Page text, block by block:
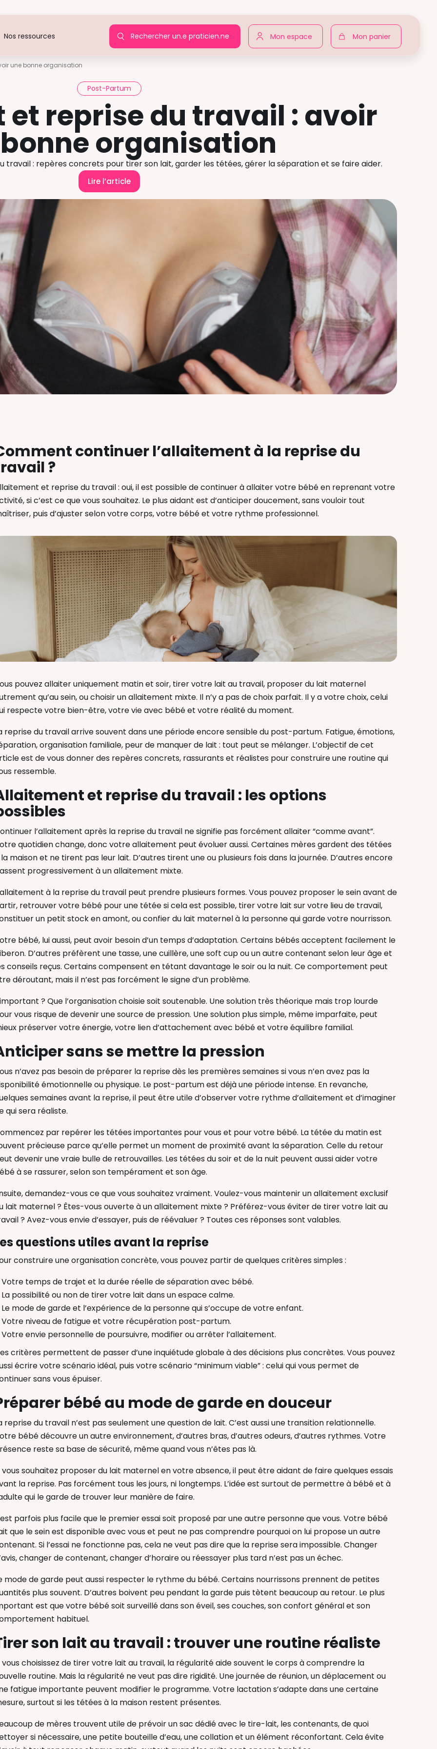
Nos ressources Rechercher un.e praticien.ne Mon espace Mon panier
une bonne organisation
Post-Partum
reprise du travail : avoir
organisation
travail : repères concrets pour tirer son lait, garder les tétées, gérer la séparation et se faire aider.
Lire l’article
continuer l’allaitement à la reprise du
?
et reprise du travail : oui, il est possible de continuer à allaiter votre bébé en reprenant votre
si c’est ce que vous souhaitez. Le plus aidant est d’anticiper doucement, sans vouloir tout
puis d’ajuster selon votre corps, votre bébé et votre rythme professionnel.
pouvez allaiter uniquement matin et soir, tirer votre lait au travail, proposer du lait maternel
qu’au sein, ou choisir un allaitement mixte. Il n’y a pas de choix parfait. Il y a votre choix, celui
respecte votre bien-être, votre vie avec bébé et votre réalité du moment.
reprise du travail arrive souvent dans une période encore sensible du post-partum. Fatigue, émotions,
organisation familiale, peur de manquer de lait : tout peut se mélanger. L’objectif de cet
est de vous donner des repères concrets, rassurants et réalistes pour construire une routine qui
ressemble.
et reprise du travail : les options
l’allaitement après la reprise du travail ne signifie pas forcément allaiter “comme avant”.
quotidien change, donc votre allaitement peut évoluer aussi. Certaines mères gardent des tétées
maison et ne tirent pas leur lait. D’autres tirent une ou plusieurs fois dans la journée. D’autres encore
progressivement à un allaitement mixte.
à la reprise du travail peut prendre plusieurs formes. Vous pouvez proposer le sein avant de
retrouver votre bébé pour une tétée si cela est possible, tirer votre lait sur votre lieu de travail,
un petit stock en amont, ou confier du lait maternel à la personne qui garde votre nourrisson.
bébé, lui aussi, peut avoir besoin d’un temps d’adaptation. Certains bébés acceptent facilement le
D’autres préfèrent une tasse, une cuillère, une soft cup ou un autre contenant selon leur âge et
conseils reçus. Certains compensent en tétant davantage le soir ou la nuit. Ce comportement peut
déroutant, mais il n’est pas forcément le signe d’un problème.
? Que l’organisation choisie soit soutenable. Une solution très théorique mais trop lourde
vous risque de devenir une source de pression. Une solution plus simple, même imparfaite, peut
préserver votre énergie, votre lien d’attachement avec bébé et votre équilibre familial.
sans se mettre la pression
n’avez pas besoin de préparer la reprise dès les premières semaines si vous n’en avez pas la
émotionnelle ou physique. Le post-partum est déjà une période intense. En revanche,
semaines avant la reprise, il peut être utile d’observer votre rythme d’allaitement et d’imaginer
qui sera réaliste.
par repérer les tétées importantes pour vous et pour votre bébé. La tétée du matin est
précieuse parce qu’elle permet un moment de proximité avant la séparation. Celle du retour
devenir une vraie bulle de retrouvailles. Les tétées du soir et de la nuit peuvent aussi aider votre
à se rassurer, selon son tempérament et son âge.
demandez-vous ce que vous souhaitez vraiment. Voulez-vous maintenir un allaitement exclusif
lait maternel ? Êtes-vous ouverte à un allaitement mixte ? Préférez-vous éviter de tirer votre lait au
? Avez-vous envie d’essayer, puis de réévaluer ? Toutes ces réponses sont valables.
questions utiles avant la reprise
construire une organisation concrète, vous pouvez partir de quelques critères simples :
Votre temps de trajet et la durée réelle de séparation avec bébé.
La possibilité ou non de tirer votre lait dans un espace calme.
Le mode de garde et l’expérience de la personne qui s’occupe de votre enfant.
Votre niveau de fatigue et votre récupération post-partum.
Votre envie personnelle de poursuivre, modifier ou arrêter l’allaitement.
critères permettent de passer d’une inquiétude globale à des décisions plus concrètes. Vous pouvez
écrire votre scénario idéal, puis votre scénario “minimum viable” : celui qui vous permet de
sans vous épuiser.
bébé au mode de garde en douceur
reprise du travail n’est pas seulement une question de lait. C’est aussi une transition relationnelle.
bébé découvre un autre environnement, d’autres bras, d’autres odeurs, d’autres rythmes. Votre
reste sa base de sécurité, même quand vous n’êtes pas là.
vous souhaitez proposer du lait maternel en votre absence, il peut être aidant de faire quelques essais
la reprise. Pas forcément tous les jours, ni longtemps. L’idée est surtout de permettre à bébé et à
qui le garde de trouver leur manière de faire.
parfois plus facile que le premier essai soit proposé par une autre personne que vous. Votre bébé
que le sein est disponible avec vous et peut ne pas comprendre pourquoi on lui propose un autre
Si l’essai ne fonctionne pas, cela ne veut pas dire que la reprise sera impossible. Changer
changer de contenant, changer d’horaire ou réessayer plus tard n’est pas un échec.
mode de garde peut aussi respecter le rythme du bébé. Certains nourrissons prennent de petites
plus souvent. D’autres boivent peu pendant la garde puis tètent beaucoup au retour. Le plus
est que votre bébé soit surveillé dans son éveil, ses couches, son confort général et son
habituel.
son lait au travail : trouver une routine réaliste
vous choisissez de tirer votre lait au travail, la régularité aide souvent le corps à comprendre la
routine. Mais la régularité ne veut pas dire rigidité. Une journée de réunion, un déplacement ou
fatigue importante peuvent modifier le programme. Votre lactation s’adapte dans une certaine
surtout si les tétées à la maison restent présentes.
de mères trouvent utile de prévoir un sac dédié avec le tire-lait, les contenants, de quoi
si nécessaire, une petite bouteille d’eau, une collation et un élément réconfortant. Cela évite